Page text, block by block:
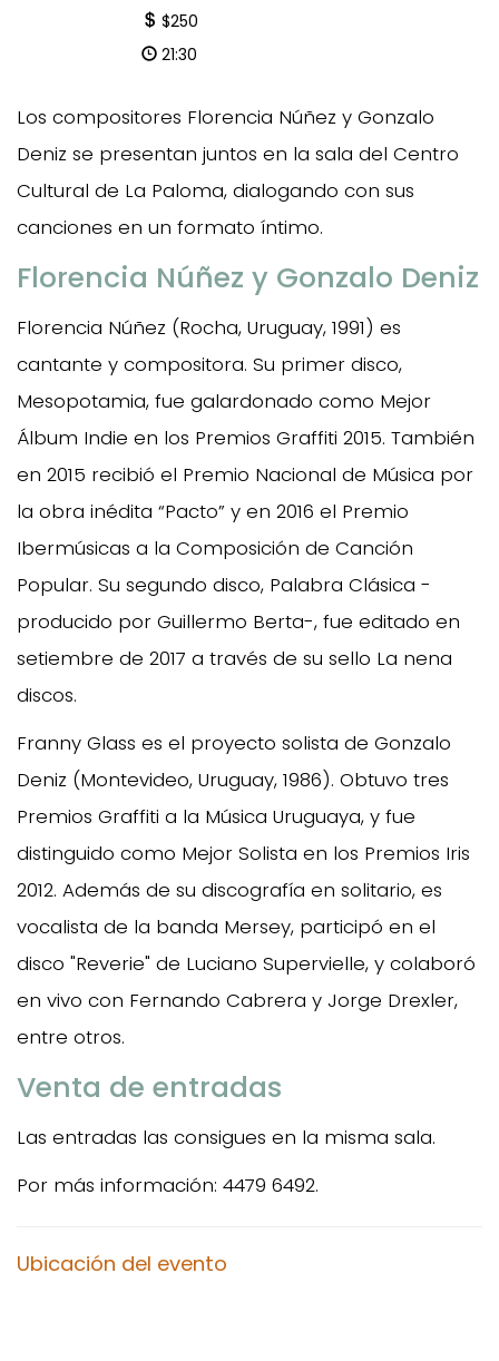
$250
21:30
Los compositores Florencia Núñez y Gonzalo
Deniz se presentan juntos en la sala del Centro
Cultural de La Paloma, dialogando con sus
canciones en un formato íntimo.
Florencia Núñez y Gonzalo Deniz
Florencia Núñez (Rocha, Uruguay, 1991) es
cantante y compositora. Su primer disco,
Mesopotamia, fue galardonado como Mejor
Álbum Indie en los Premios Graffiti 2015. También
en 2015 recibió el Premio Nacional de Música por
la obra inédita “Pacto” y en 2016 el Premio
Ibermúsicas a la Composición de Canción
Popular. Su segundo disco, Palabra Clásica -
producido por Guillermo Berta-, fue editado en
setiembre de 2017 a través de su sello La nena
discos.
Franny Glass es el proyecto solista de Gonzalo
Deniz (Montevideo, Uruguay, 1986). Obtuvo tres
Premios Graffiti a la Música Uruguaya, y fue
distinguido como Mejor Solista en los Premios Iris
2012. Además de su discografía en solitario, es
vocalista de la banda Mersey, participó en el
disco "Reverie" de Luciano Supervielle, y colaboró
en vivo con Fernando Cabrera y Jorge Drexler,
entre otros.
Venta de entradas
Las entradas las consigues en la misma sala.
Por más información: 4479 6492.
Ubicación del evento